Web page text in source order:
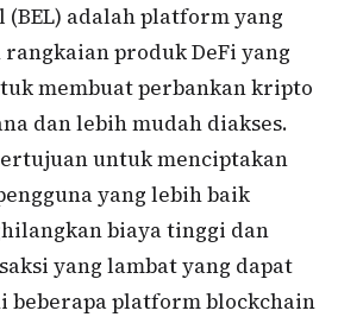
(BEL) adalah platform yang
produk DeFi yang
membuat perbankan kripto
dan lebih mudah diakses.
untuk menciptakan
yang lebih baik
biaya tinggi dan
yang lambat yang dapat
beberapa platform blockchain